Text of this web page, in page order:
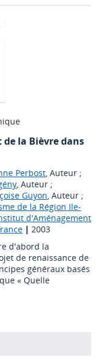
la Bièvre dans
Perbost, Auteur ;
, Auteur ;
Guyon, Auteur ;
de la Région Ile-
d'Aménagement
| 2003
d'abord la
de renaissance de
généraux basés
« Quelle